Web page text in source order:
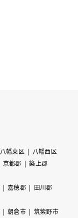
八幡東区
八幡西区
京都郡
築上郡
嘉穂郡
田川郡
朝倉市
筑紫野市